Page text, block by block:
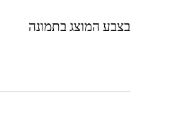
בצבע המוצג בתמונה